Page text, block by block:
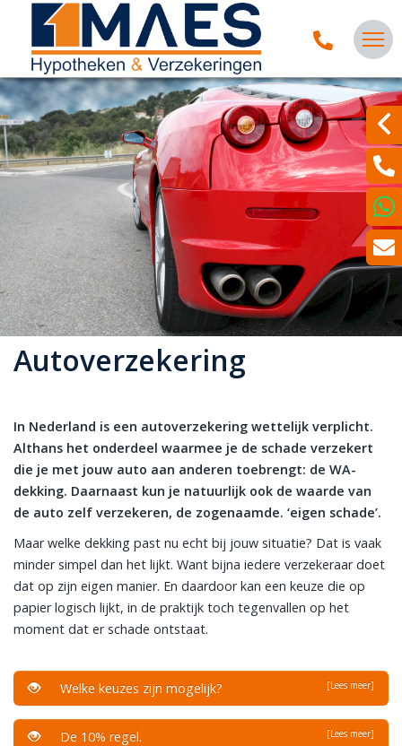
Autoverzekering
In Nederland is een autoverzekering wettelijk verplicht.
Althans het onderdeel waarmee je de schade verzekert
die je met jouw auto aan anderen toebrengt: de WA-
dekking. Daarnaast kun je natuurlijk ook de waarde van
de auto zelf verzekeren, de zogenaamde. ‘eigen schade’.
Maar welke dekking past nu echt bij jouw situatie? Dat is vaak
minder simpel dan het lijkt. Want bijna iedere verzekeraar doet
dat op zijn eigen manier. En daardoor kan een keuze die op
papier logisch lijkt, in de praktijk toch tegenvallen op het
moment dat er schade ontstaat.
Welke keuzes zijn mogelijk? [Lees meer]
De 10% regel. [Lees meer]